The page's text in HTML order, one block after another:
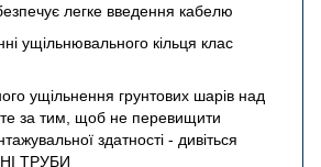
легке введення кабелю
ущільнювального кільця клас
ущільнення грунтових шарів над
за тим, щоб не перевищити
здатності - дивіться
ТРУБИ